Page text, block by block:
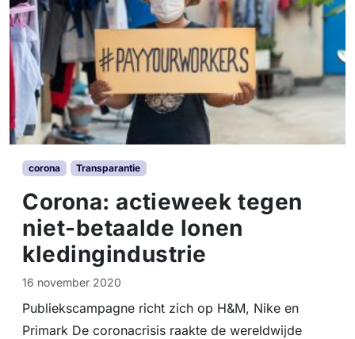
corona Transparantie
Corona: actieweek tegen
niet-betaalde lonen
kledingindustrie
16 november 2020
Publiekscampagne richt zich op H&M, Nike en
Primark De coronacrisis raakte de wereldwijde